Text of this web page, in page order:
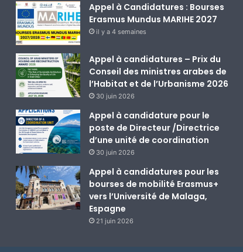
Appel à Candidatures : Bourses
Erasmus Mundus MARIHE 2027
il y a 4 semaines
Appel à candidatures – Prix du
Conseil des ministres arabes de
l’Habitat et de l’Urbanisme 2026
30 juin 2026
Appel à candidature pour le
poste de Directeur /Directrice
d’une unité de coordination
30 juin 2026
Appel à candidatures pour les
bourses de mobilité Erasmus+
vers l’Université de Malaga,
Espagne
21 juin 2026